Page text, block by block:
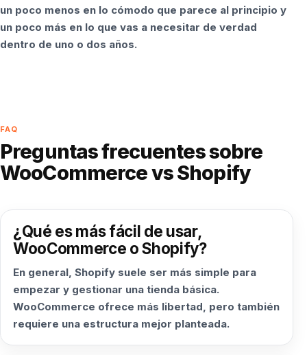
un poco menos en lo cómodo que parece al principio y
un poco más en lo que vas a necesitar de verdad
dentro de uno o dos años.
FAQ
Preguntas frecuentes sobre
WooCommerce vs Shopify
¿Qué es más fácil de usar,
WooCommerce o Shopify?
En general, Shopify suele ser más simple para
empezar y gestionar una tienda básica.
WooCommerce ofrece más libertad, pero también
requiere una estructura mejor planteada.